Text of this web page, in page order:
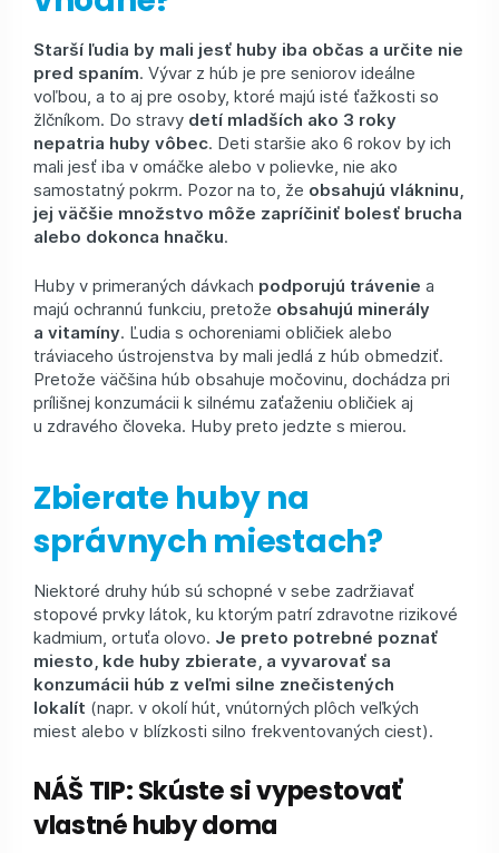
Starší ľudia by mali jesť huby iba občas a určite nie
pred spaním. Vývar z húb je pre seniorov ideálne
voľbou, a to aj pre osoby, ktoré majú isté ťažkosti so
žlčníkom. Do stravy detí mladších ako 3 roky
nepatria huby vôbec. Deti staršie ako 6 rokov by ich
mali jesť iba v omáčke alebo v polievke, nie ako
samostatný pokrm. Pozor na to, že obsahujú vlákninu,
jej väčšie množstvo môže zapríčiniť bolesť brucha
alebo dokonca hnačku.
Huby v primeraných dávkach podporujú trávenie a
majú ochrannú funkciu, pretože obsahujú minerály
a vitamíny. Ľudia s ochoreniami obličiek alebo
tráviaceho ústrojenstva by mali jedlá z húb obmedziť.
Pretože väčšina húb obsahuje močovinu, dochádza pri
prílišnej konzumácii k silnému zaťaženiu obličiek aj
u zdravého človeka. Huby preto jedzte s mierou.
Zbierate huby na
správnych miestach?
Niektoré druhy húb sú schopné v sebe zadržiavať
stopové prvky látok, ku ktorým patrí zdravotne rizikové
kadmium, ortuťa olovo. Je preto potrebné poznať
miesto, kde huby zbierate, a vyvarovať sa
konzumácii húb z veľmi silne znečistených
lokalít (napr. v okolí hút, vnútorných plôch veľkých
miest alebo v blízkosti silno frekventovaných ciest).
NÁŠ TIP: Skúste si vypestovať
vlastné huby doma